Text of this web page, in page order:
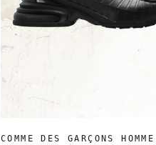
COMME DES GARÇONS